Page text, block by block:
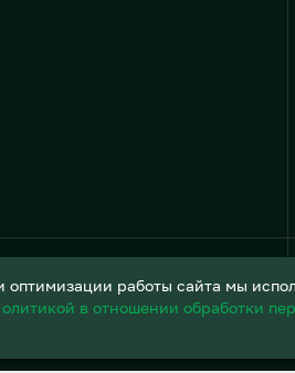
работы сайта мы
в отношении обработки